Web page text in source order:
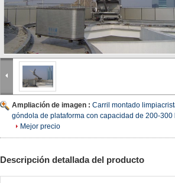
Ampliación de imagen : Carril montado
góndola de plataforma con capacidad de 200-300
Mejor precio
Descripción detallada del producto